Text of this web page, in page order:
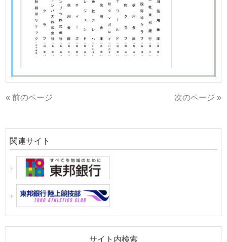
« 前のページ 次のページ »
関連サイト
サイト内検索